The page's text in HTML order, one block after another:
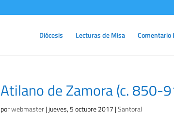
Diócesis Lecturas de Misa Comentario
Atilano de Zamora (c. 850-
porwebmaster|jueves, 5 octubre 2017 |Santoral